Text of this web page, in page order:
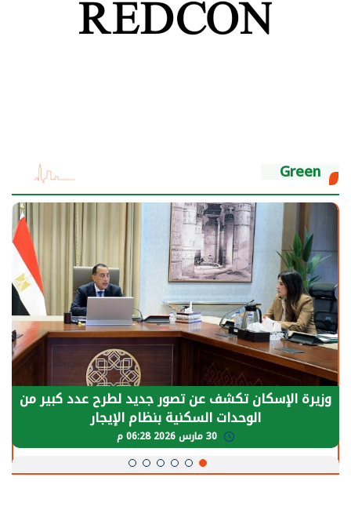
Green
وزيرة الإسكان تكشف عن تصور جديد لطرح عدد كبير من
الوحدات السكنية بنظام الإيجار